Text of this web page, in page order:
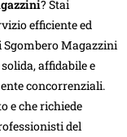
? Stai
efficiente ed
Magazzini
affidabile e
concorrenziali.
e che richiede
del